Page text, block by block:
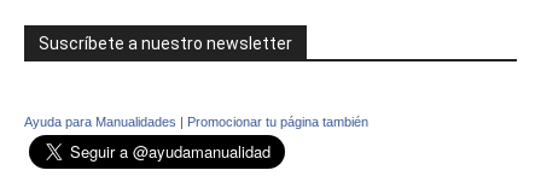
Suscríbete a nuestro newsletter
Ayuda para Manualidades Promocionar tu página también